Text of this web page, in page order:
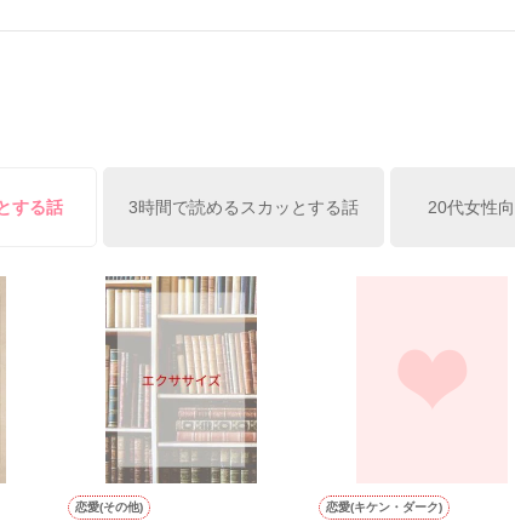
作品を読む
いと評判の未有の担任の先生――のはずが……。
まれた流架(♂)と、妹の担任の二重人格保育士・凛(♂)のマル秘
は控えた方がいいです。
ている箇所があります。
、年齢がふさわしくないと判断された方はご遠慮ください。
出来た？
んだ。
する話 3時間で読めるスカッとする話 20代女性
恋愛(その他) 恋愛(キケン・ダーク)